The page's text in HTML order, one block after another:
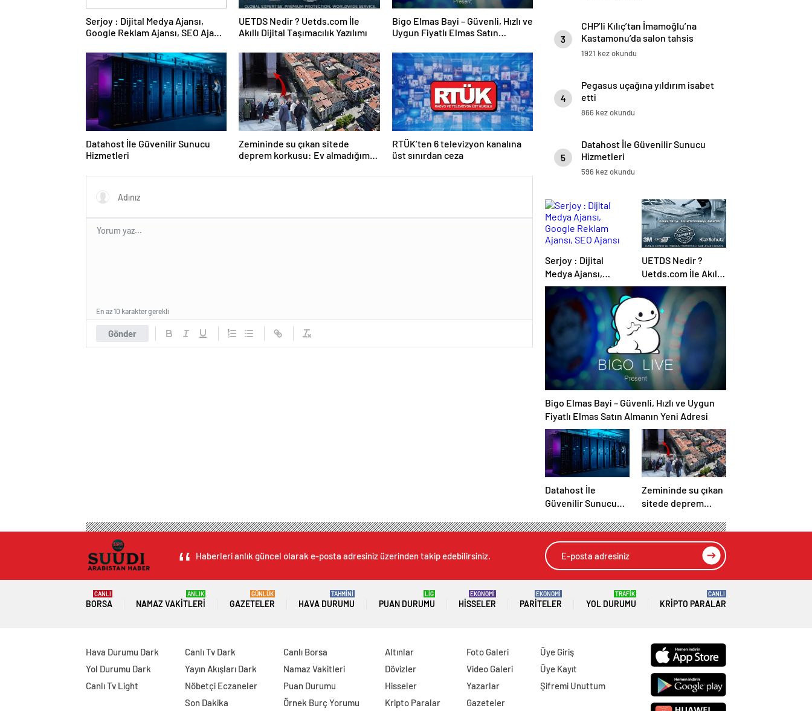
Serjoy : Dijital Medya Ajansı,
Google Reklam Ajansı, SEO Ajansı
UETDS Nedir ? Uetds.com İle
Akıllı Dijital Taşımacılık Yazılımı
Bigo Elmas Bayi – Güvenli, Hızlı ve
Uygun Fiyatlı Elmas Satın
Datahost İle Güvenilir Sunucu
Hizmetleri
Zemininde su çıkan sitede
deprem korkusu: Ev almadığımız,
RTÜK’ten 6 televizyon kanalına
üst sınırdan ceza
Gönder
En az 10 karakter gerekli
3
CHP’li Kılıç’tan İmamoğlu’na
Kastamonu’da salon tahsis
edilmemesine tepki
1921 kez okundu
4
Pegasus uçağına yıldırım isabet
etti
866 kez okundu
5
Datahost İle Güvenilir Sunucu
Hizmetleri
596 kez okundu
Serjoy : Dijital
Medya Ajansı,
Google Reklam
Ajansı, SEO Ajansı
ve Web Tasarım
Ajansı
UETDS Nedir ?
Uetds.com İle Akıllı
Dijital Taşımacılık
Yazılımı
Bigo Elmas Bayi – Güvenli, Hızlı ve Uygun
Fiyatlı Elmas Satın Almanın Yeni Adresi
Datahost İle
Güvenilir Sunucu
Zemininde su çıkan
sitede deprem
almadığımız, bir
mezar aldığımız
Haberleri anlık güncel olarak e-posta adresiniz üzerinden takip edebilirsiniz.
BORSA
CANLI
NAMAZ VAKITLERI
ANLIK
GAZETELER
GÜNLÜK
HAVA DURUMU
TAHMİNİ
PUAN DURUMU
LİG
HISSELER
EKONOMİ
PARITELER
EKONOMİ
YOL DURUMU
TRAFİK
KRIPTO PARALAR
CANLI
Hava Durumu Dark
Yol Durumu Dark
Canlı Tv Light
Canlı Tv Dark
Yayın Akışları Dark
Nöbetçi Eczaneler
Son Dakika
Canlı Borsa
Namaz Vakitleri
Puan Durumu
Örnek Burç Yorumu
Altınlar
Dövizler
Hisseler
Kripto Paralar
Foto Galeri
Video Galeri
Yazarlar
Gazeteler
Üye Giriş
Üye Kayıt
Şifremi Unuttum